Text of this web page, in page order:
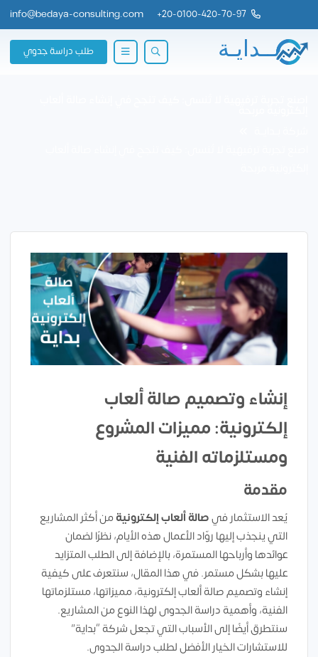
20-0100-420-70-97
+
info@bedaya-consulting.com
طلب دراسة جدوي
إنشاء وتصميم صالة ألعاب
إلكترونية: مميزات المشروع
ومستلزماته الفنية
مقدمة
يُعد الاستثمار فيصالة ألعاب إلكترونيةمن أكثر المشاريع
التي ينجذب إليها روّاد الأعمال هذه الأيام، نظرًا لضمان
عوائدها وأرباحها المستمرة، بالإضافة إلى الطلب المتزايد
عليها بشكل مستمر. في هذا المقال، سنتعرف على كيفية
إنشاء وتصميم صالة ألعاب إلكترونية، مميزاتها، مستلزماتها
الفنية، وأهمية دراسة الجدوى لهذا النوع من المشاريع.
سنتطرق أيضًا إلى الأسباب التي تجعل شركة “بداية”
للاستشارات الخيار الأفضل لطلب دراسة الجدوى.